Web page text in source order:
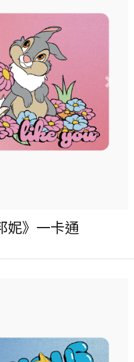
買
據點
17
卡-普通卡
買
妮》一卡通